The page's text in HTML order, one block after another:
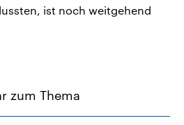
ist noch weitgehend
zum Thema